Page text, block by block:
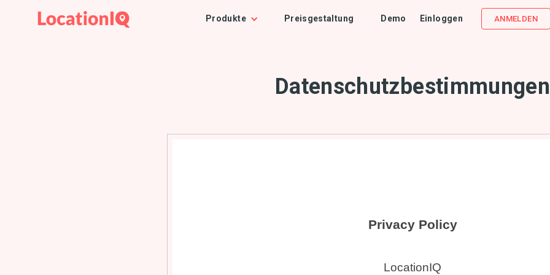
Produkte Preisgestaltung Demo Einloggen ANMELDEN
Datenschutzbestimmungen